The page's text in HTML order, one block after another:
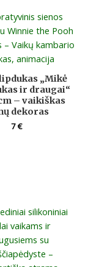
„Mikė
ir draugai“
– vaikiškas
dekoras
7€